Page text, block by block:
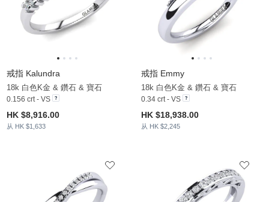
戒指 Kalundra
18k 白色K金 & 鑽石 & 寶石
0.156 crt - VS
HK $8,916.00
从 HK $1,633
戒指 Emmy
18k 白色K金 & 鑽石 & 寶石
0.34 crt - VS
HK $18,938.00
从 HK $2,245